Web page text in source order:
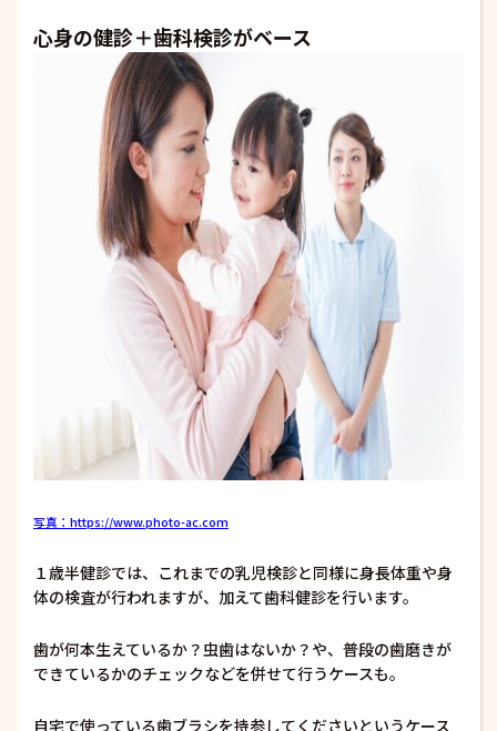
心身の健診＋歯科検診がベース
写真：https://www.photo-ac.com
１歳半健診では、これまでの乳児検診と同様に身長体重や身
体の検査が行われますが、加えて歯科健診を行います。
歯が何本生えているか？虫歯はないか？や、普段の歯磨きが
できているかのチェックなどを併せて行うケースも。
自宅で使っている歯ブラシを持参してくださいというケース